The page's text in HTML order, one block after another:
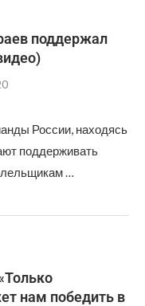
поддержал
России, находясь
поддерживать
…
нам победить в